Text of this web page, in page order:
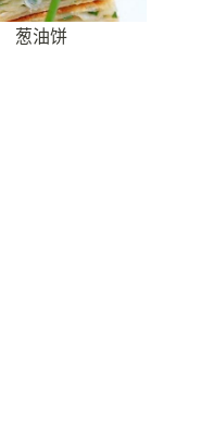
葱油饼